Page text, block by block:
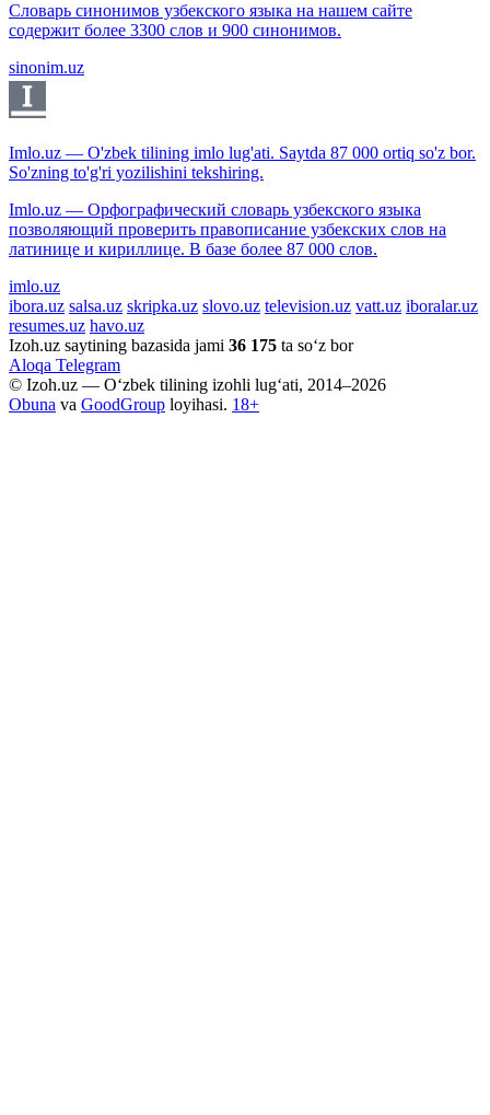
Словарь синонимов узбекского языка на нашем сайте
содержит более 3300 слов и 900 синонимов.
sinonim.uz
Imlo.uz — O'zbek tilining imlo lug'ati. Saytda 87 000 ortiq so'z bor.
So'zning to'g'ri yozilishini tekshiring.
Imlo.uz — Орфографический словарь узбекского языка
позволяющий проверить правописание узбекских слов на
латинице и кириллице. В базе более 87 000 слов.
imlo.uz
ibora.uz salsa.uz skripka.uz slovo.uz television.uz vatt.uz iboralar.uz
resumes.uz havo.uz
Izoh.uz saytining bazasida jami 36 175 ta so‘z bor
Aloqa Telegram
© Izoh.uz — O‘zbek tilining izohli lug‘ati, 2014–2026
Obuna va GoodGroup loyihasi. 18+